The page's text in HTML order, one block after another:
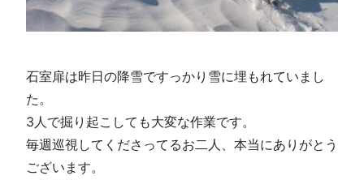
石室扉は昨日の降雪ですっかり雪に埋もれていまし
た。
3人で掘り起こしても大変な作業です。
毎週巡視してくださってるお二人、本当にありがとう
ございます。